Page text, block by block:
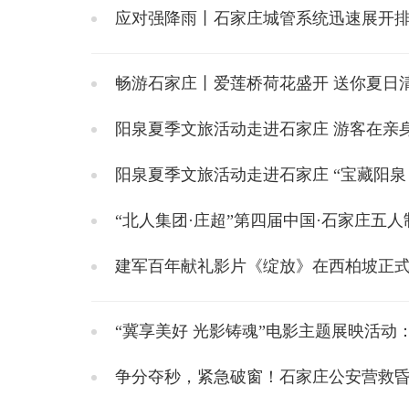
应对强降雨丨石家庄城管系统迅速展开
畅游石家庄丨爱莲桥荷花盛开 送你夏日
阳泉夏季文旅活动走进石家庄 游客在亲
阳泉夏季文旅活动走进石家庄 “宝藏阳
建军百年献礼影片《绽放》在西柏坡正
“冀享美好 光影铸魂”电影主题展映活动
争分夺秒，紧急破窗！石家庄公安营救